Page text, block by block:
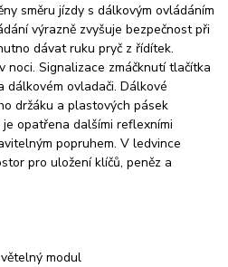
směru jízdy s dálkovým ovládáním
výrazně zvyšuje bezpečnost při
dávat ruku pryč z řídítek.
Signalizace zmáčknutí tlačítka
dálkovém ovladači. Dálkové
držáku a plastových pásek
opatřena dalšími reflexními
popruhem. V ledvince
pro uložení klíčů, peněz a
modul